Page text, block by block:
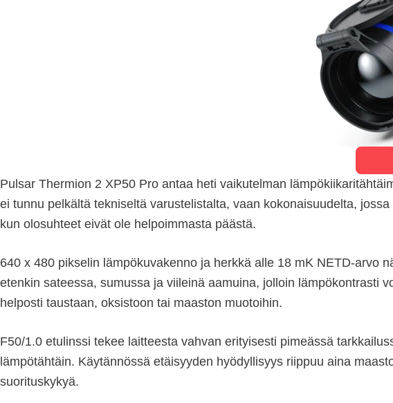
Pulsar Thermion 2 XP50 Pro antaa heti vaikutelman
ei tunnu pelkältä tekniseltä varustelistalta, vaan kokonaisuudelta,
kun olosuhteet eivät ole helpoimmasta päästä.
640 x 480 pikselin lämpökuvakenno ja herkkä alle 18 mK NETD-arvo
etenkin sateessa, sumussa ja viileinä aamuina, jolloin lämpökontrasti
helposti taustaan, oksistoon tai maaston muotoihin.
F50/1.0 etulinssi tekee laitteesta vahvan erityisesti pimeässä
lämpötähtäin. Käytännössä etäisyyden hyödyllisyys riippuu aina
suorituskykyä.